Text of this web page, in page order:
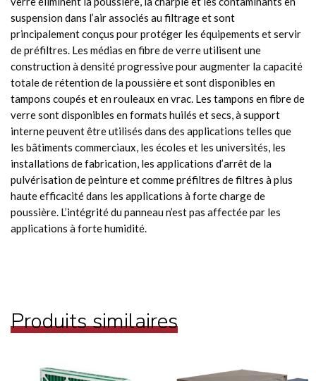
suspension dans l’air associés au filtrage et sont
principalement conçus pour protéger les équipements et servir
de préfiltres. Les médias en fibre de verre utilisent une
construction à densité progressive pour augmenter la capacité
totale de rétention de la poussière et sont disponibles en
tampons coupés et en rouleaux en vrac. Les tampons en fibre de
verre sont disponibles en formats huilés et secs, à support
interne peuvent être utilisés dans des applications telles que
les bâtiments commerciaux, les écoles et les universités, les
installations de fabrication, les applications d’arrêt de la
pulvérisation de peinture et comme préfiltres de filtres à plus
haute efficacité dans les applications à forte charge de
poussière. L’intégrité du panneau n’est pas affectée par les
applications à forte humidité.
Produits similaires